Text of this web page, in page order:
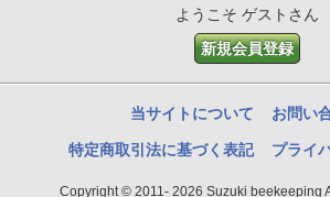
ようこそ ゲストさん
新規会員登録
当サイトについて お問い
特定商取引法に基づく表記 プライ
Copyright © 2011- 2026 Suzuki beekeeping